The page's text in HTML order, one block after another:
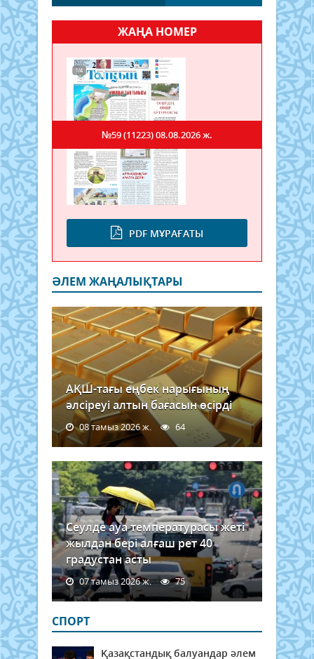
ЖАҢА НОМЕР
PDF МҰРАҒАТЫ
№59 (11223)08.08.2026 ж.
ӘЛЕМ ЖАҢАЛЫҚТАРЫ
АҚШ-тағы еңбек нарығының
әлсіреуі алтын бағасын өсірді
08 тамыз 2026 ж. 64
Сеулде ауа температурасы жеті
жылдан бері алғаш рет 40
градустан асты
07 тамыз 2026 ж. 75
СПОРТ
Қазақстандық балуандар әлем